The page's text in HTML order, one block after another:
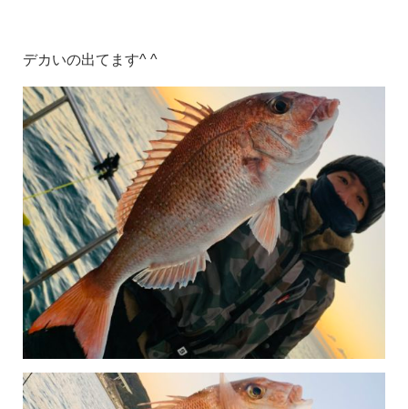
デカいの出てます^ ^